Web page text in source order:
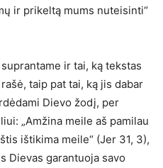
ir prikeltą mums nuteisinti“
ir tai, ką tekstas
taip pat tai, ką jis dabar
Dievo žodį, per
„Amžina meile aš pamilau
ištikima meile“ (Jer 31, 3),
Dievas garantuoja savo